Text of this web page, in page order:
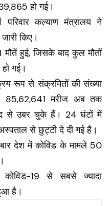
हो गई।
परिवार कल्याण मंत्रालय ने
किए।
मौतें हुई, जिसके बाद कुल मौतों
गई।
रूप से संक्रमितों की संख्या
मरीज अब तक
से उबर चुके हैं। 24 घंटों में
से छुट्टी दे दी गई है।
देश में कोविड के मामले 50
कोविड-19 से सबसे ज्यादा
है।